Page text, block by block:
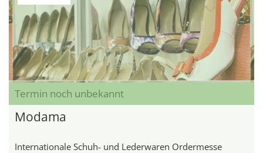
Termin noch unbekannt
Modama
Internationale Schuh- und Lederwaren Ordermesse